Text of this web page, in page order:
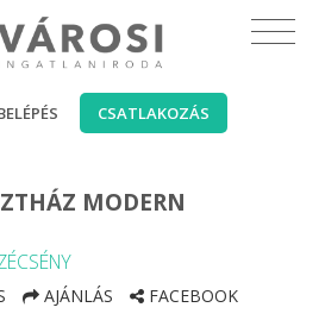
CSATLAKOZÁS
MODERN
AJÁNLÁS FACEBOOK